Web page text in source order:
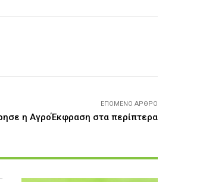
ΕΠΌΜΕΝΟ ΆΡΘΡΟ
η ΑγροΈκφραση στα περίπτερα